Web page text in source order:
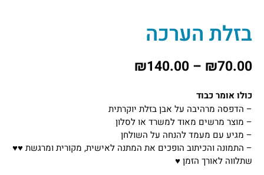
בזלת הערכה
₪70.00
–
₪140.00
כולו אומר כבוד
– הדפסה מרהיבה על אבן בזלת יוקרתית
– מוצר מרשים מאוד למשרד או לסלון
– מגיע עם מעמד להנחה על השולחן
– התמונה והכיתוב הופכים את המתנה לאישית, מקורית ומרגשת ♥♥
שתלווה לאורך הזמן ♥